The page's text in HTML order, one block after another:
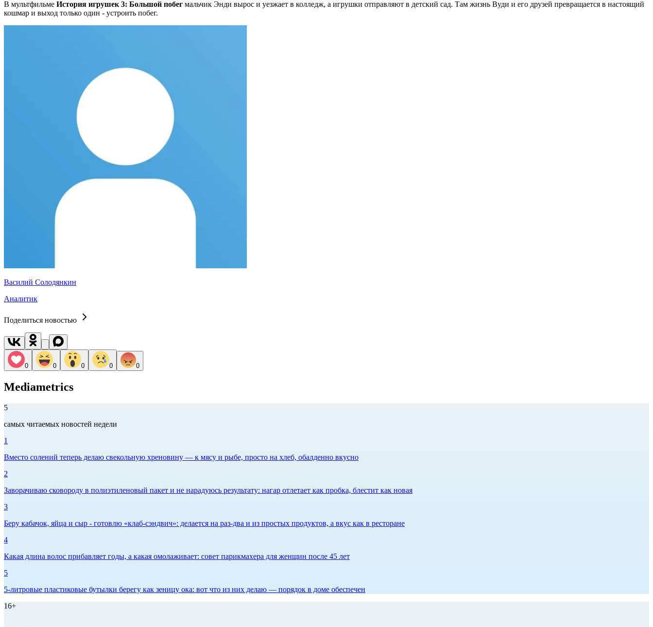
В мультфильме История игрушек 3: Большой побег мальчик Энди вырос и уезжает в колледж, а игрушки отправляют в детский сад. Там жизнь Вуди и его друзей превращается в настоящий
кошмар и выход только один - устроить побег.
Василий Солодянкин
Аналитик
Поделиться новостью
0 0 0 0 0
Mediametrics
5
самых читаемых новостей недели
1
Вместо солений теперь делаю свекольную хреновину — к мясу и рыбе, просто на хлеб, обалденно вкусно
2
Заворачиваю сковороду в полиэтиленовый пакет и не нарадуюсь результату: нагар отлетает как пробка, блестит как новая
3
Беру кабачок, яйца и сыр - готовлю «клаб-сэндвич»: делается на раз-два и из простых продуктов, а вкус как в ресторане
4
Какая длина волос прибавляет годы, а какая омолаживает: совет парикмахера для женщин после 45 лет
5
5-литровые пластиковые бутылки берегу как зеницу ока: вот что из них делаю — порядок в доме обеспечен
16+